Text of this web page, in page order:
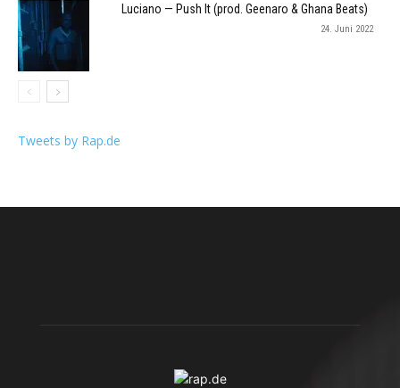
Luciano — Push It (prod. Geenaro & Ghana Beats)
24. Juni 2022
Tweets by Rap.de